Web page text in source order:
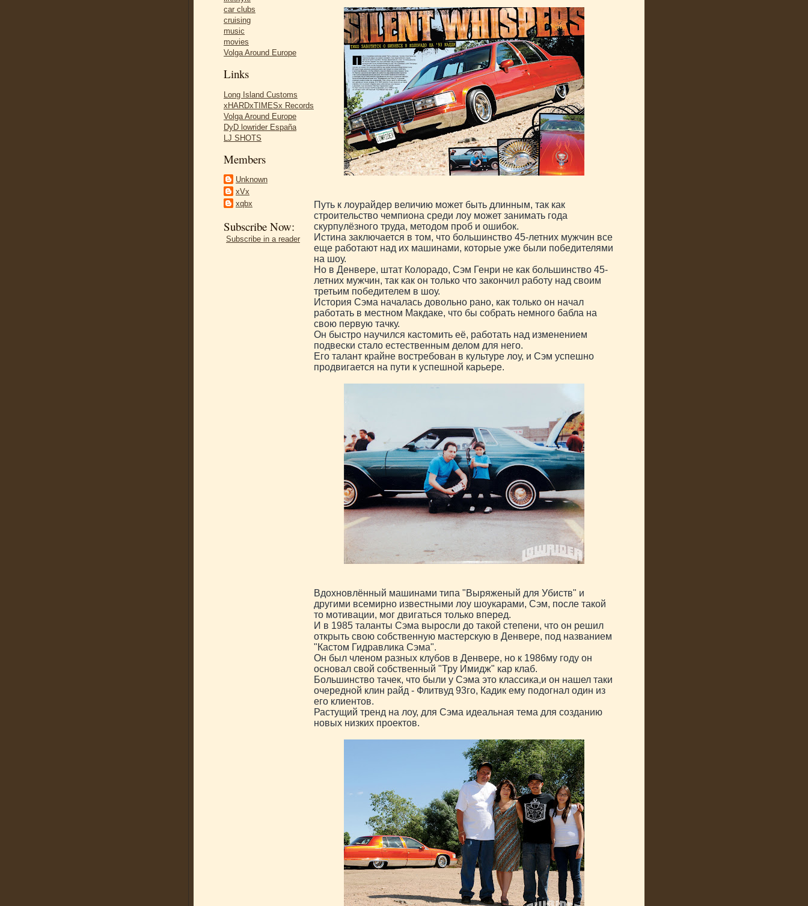
car clubs
cruising
music
movies
Volga Around Europe
Links
Long Island Customs
xHARDxTIMESx Records
Volga Around Europe
DyD lowrider España
LJ SHOTS
Members
Unknown
xVx
xqbx
Subscribe Now:
Subscribe in a reader
Путь к лоурайдер величию может быть длинным, так как
строительство чемпиона среди лоу может занимать года
скурпулёзного труда, методом проб и ошибок.
Истина заключается в том, что большинство 45-летних мужчин все
еще работают над их машинами, которые уже были победителями
на шоу.
Но в Денвере, штат Колорадо, Сэм Генри не как большинство 45-
летних мужчин, так как он только что закончил работу над своим
третьим победителем в шоу.
История Сэма началась довольно рано, как только он начал
работать в местном Макдаке, что бы собрать немного бабла на
свою первую тачку.
Он быстро научился кастомить её, работать над изменением
подвески стало естественным делом для него.
Его талант крайне востребован в культуре лоу, и Сэм успешно
продвигается на пути к успешной карьере.
Вдохновлённый машинами типа "Выряженый для Убиств" и
другими всемирно известными лоу шоукарами, Сэм, после такой
то мотивации, мог двигаться только вперед.
И в 1985 таланты Сэма выросли до такой степени, что он решил
открыть свою собственную мастерскую в Денвере, под названием
"Кастом Гидравлика Сэма".
Он был членом разных клубов в Денвере, но к 1986му году он
основал свой собственный "Тру Имидж" кар клаб.
Большинство тачек, что были у Сэма это классика,и он нашел таки
очередной клин райд - Флитвуд 93го, Кадик ему подогнал один из
его клиентов.
Растущий тренд на лоу, для Сэма идеальная тема для созданию
новых низких проектов.